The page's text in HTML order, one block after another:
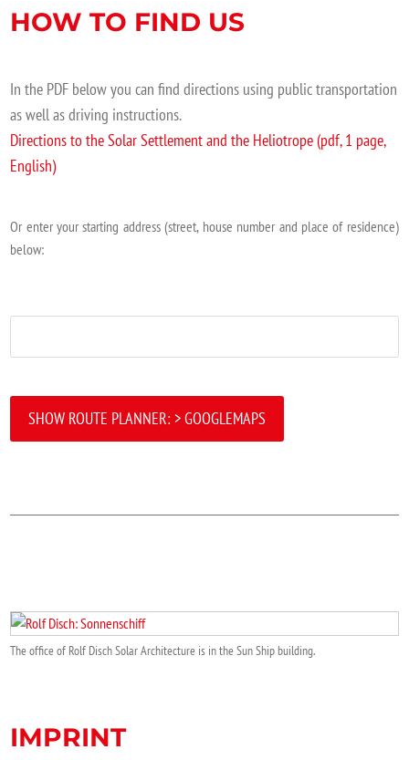
HOW TO FIND US
In the PDF below you can find directions using public transportation
as well as driving instructions.
Directions to the Solar Settlement and the Heliotrope (pdf, 1 page,
English)
Or enter your starting address (street, house number and place of residence)
below:
SHOW ROUTE PLANNER: > GOOGLEMAPS
The office of Rolf Disch Solar Architecture is in the Sun Ship building.
IMPRINT